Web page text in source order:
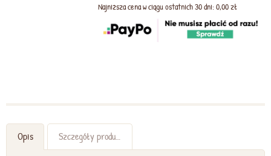
Najniższa cena w ciągu ostatnich 30 dni: 0,00 zł
Opis Szczegóły produktu